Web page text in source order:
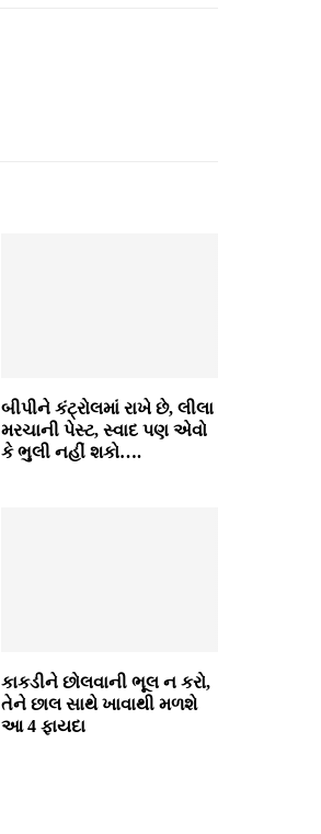
બીપીને કંટ્રોલમાં રાખે છે, લીલા
મરચાની પેસ્ટ, સ્વાદ પણ એવો
કે ભુલી નહીં શકો….
કાકડીને છોલવાની ભૂલ ન કરો,
તેને છાલ સાથે ખાવાથી મળશે
આ 4 ફાયદા